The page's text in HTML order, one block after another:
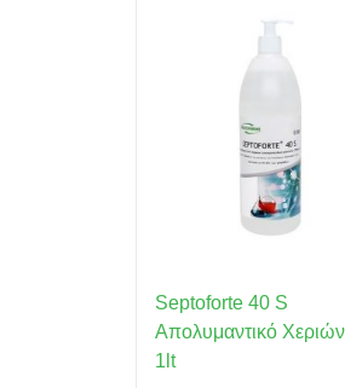
Septoforte 40 S
Απολυμαντικό
1lt